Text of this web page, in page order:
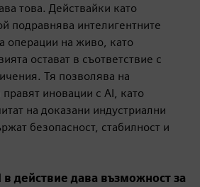
това. Действайки като
подравнява интелигентните
операции на живо, като
остават в съответствие с
Тя позволява на
иновации с AI, като
на доказани индустриални
безопасност, стабилност и
действие дава възможност за